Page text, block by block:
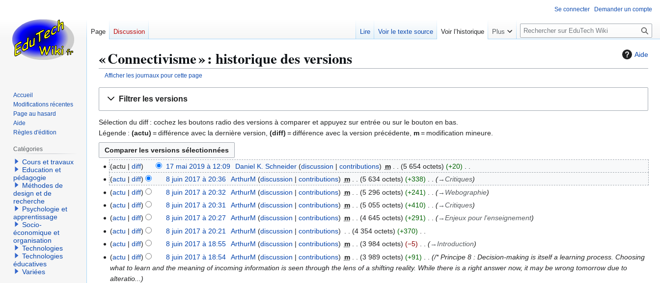
Aide
« Connectivisme » : historique des versions
Afficher les journaux pour cette page
navigation
recherche
Filtrer les versions
Sélection du diff : cochez les boutons radio des versions à comparer et appuyez sur entrée ou sur le bouton en bas.
Légende : (actu) = différence avec la dernière version, (diff) = différence avec la version précédente, m= modification mineure.
actu diff 17 mai 2019 à 12:09 Daniel K. Schneider discussion contributions m 5 654 octets
+20
A
u
c
u
n
r
é
u
actu diff 8 juin 2017 à 20:36 ArthurM discussion contributions m 5 634 octets +338 →Critiques
actu
diff 8 juin 2017 à 20:32 ArthurM discussion contributions m 5 296 octets +241 → Webographie
actu
diff 8 juin 2017 à 20:31 ArthurM discussion contributions m 5 055 octets +410 →Critiques
actu
diff 8 juin 2017 à 20:27 ArthurM discussion contributions m 4 645 octets +291 →Enjeux pour l'enseignement
actu
diff 8 juin 2017 à 20:21 ArthurM discussion contributions 4 354 octets
+370
A
c
actu diff 8 juin 2017 à 18:55 ArthurM discussion contributions m 3 984 octets −5 →Introduction
actu
diff 8 juin 2017 à 18:54 ArthurM discussion contributions m 3 989 octets +91
/* Principe 8 : Decision-making is itself a learning process. Choosing
what to learn and the meaning of incoming information is seen through the lens of a shifting reality. While there is a right answer now, it may be wrong tomorrow due to
alteratio...
Se connecter Demander un compte
Page Discussion Lire Voir le texte source Voir l’historique Plus
R
e
e
Accueil
Modifications récentes
Page au hasard
Aide
Règles d'édition
Catégories
Cours et travaux
Education et
pédagogie
Méthodes de
design et de
recherche
Psychologie et
apprentissage
Socio-
économique et
organisation
Technologies
Technologies
éducatives
Variées